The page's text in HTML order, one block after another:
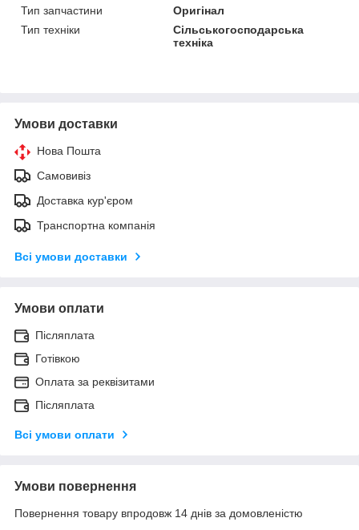
Тип запчастини
Оригінал
Тип техніки
Сільськогосподарська
техніка
Умови доставки
Нова Пошта
Самовивіз
Доставка кур'єром
Транспортна компанія
Всі умови доставки
Умови оплати
Післяплата
Готівкою
Оплата за реквізитами
Післяплата
Всі умови оплати
Умови повернення
Повернення товару впродовж 14 днів за домовленістю